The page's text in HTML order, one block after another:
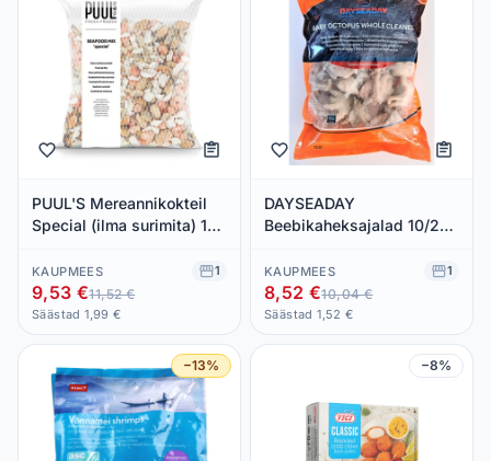
PUUL'S Mereannikokteil
Special (ilma surimita) 1kg
KAUPMEES 1
9,53 €11,52 €
Säästad 1,99 €
DAYSEADAY
Beebikaheksajalad 10/20
KAUPMEES 1
8,52 €10,04 €
Säästad 1,52 €
−13% −8%